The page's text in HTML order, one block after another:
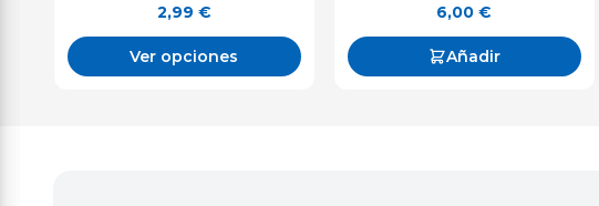
2,99 €
Ver opciones
6,00€
Añadir